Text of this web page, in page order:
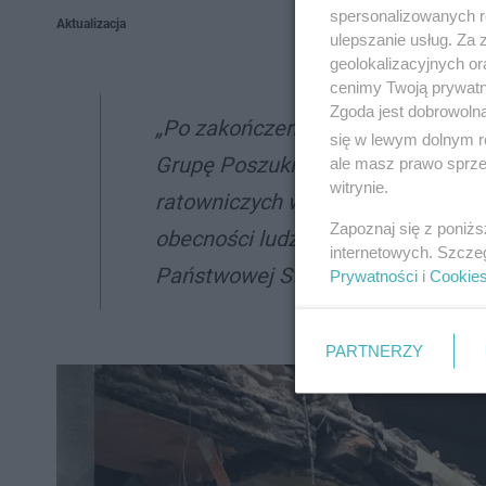
Aktualizacja
„Po zakończeniu przeszukania
Grupę Poszukiwawczo-
ratowniczych wyszkolonych do
obecności ludzi pod gruzami.” –
Państwowej Straży Pożarnej w
spersonalizowanych
ulepszanie usług.
geolokalizacyjnych
cenimy Twoją
Zgoda jest
się w lewym dolnym
ale masz prawo
witrynie.
Zapoznaj się z
internetowych.
Prywatności i Cookies
PARTNERZY